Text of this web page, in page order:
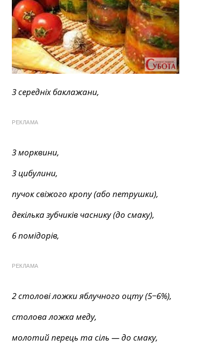
3 середніх баклажани,
РЕКЛАМА
3 морквини,
3 цибулини,
пучок свіжого кропу (або петрушки),
декілька зубчиків часнику (до смаку),
6 помідорів,
РЕКЛАМА
2 столові ложки яблучного оцту (5−6%),
столова ложка меду,
молотий перець та сіль — до смаку,